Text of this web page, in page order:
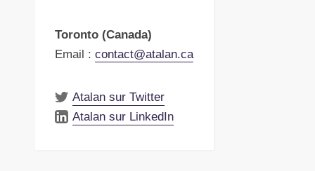
Toronto (Canada)
Email :contact@atalan.ca
Atalan sur Twitter
Atalan sur LinkedIn